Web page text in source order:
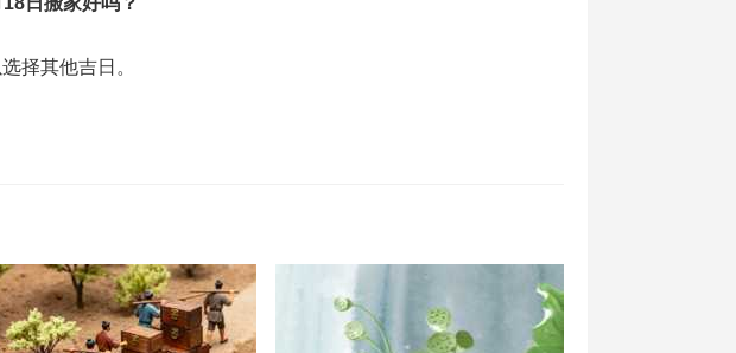
择其他吉日。